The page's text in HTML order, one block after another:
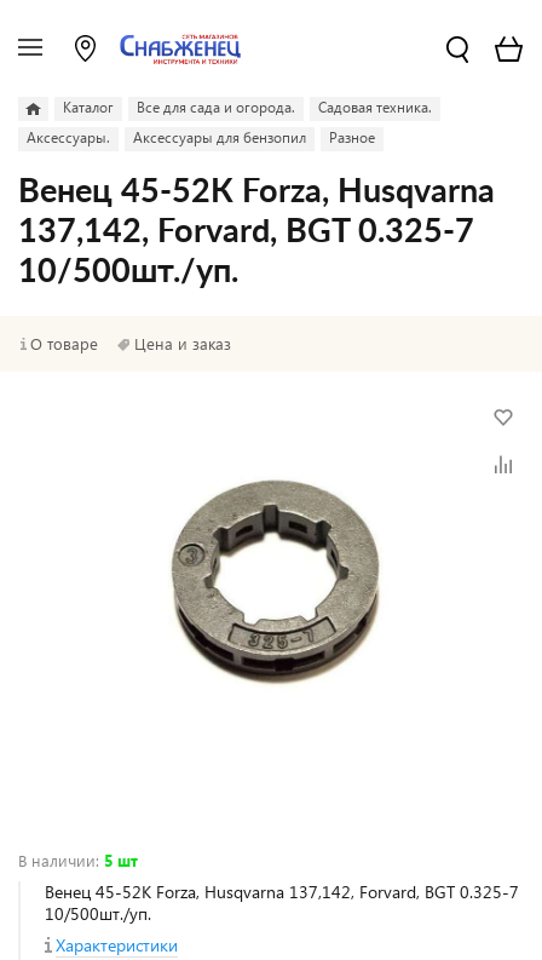
Каталог Все для сада и огорода.
Садовая техника.
Аксессуары.
Аксессуары для бензопил Разное
Венец 45-52К Forza, Husqvarna
137,142, Forvard, BGT 0.325-7
10/500шт./уп.
О товаре Цена и заказ
В наличии: 5 шт
Венец 45-52К Forza, Husqvarna 137,142, Forvard, BGT 0.325-7
10/500шт./уп.
Характеристики